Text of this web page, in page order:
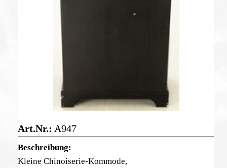
A947
Kleine Chinoiserie-Kommode,